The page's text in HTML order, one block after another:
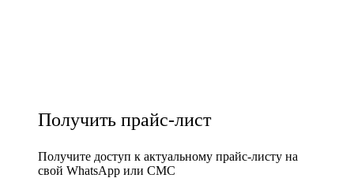
Получить прайс-лист
Получите доступ к актуальному прайс-листу на
свой WhatsApp или СМС